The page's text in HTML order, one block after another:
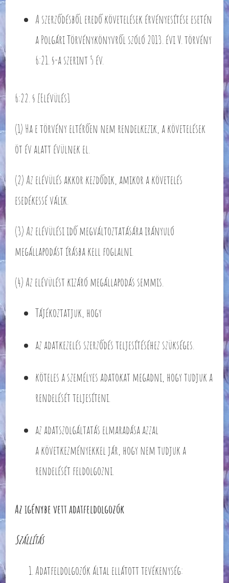
A szerződésből eredő követelések érvényesítése esetén
a Polgári Törvénykönyvről szóló 2013. évi V. törvény
6:21. §-a szerint 5 év.
6:22. § [Elévülés]
(1) Ha e törvény eltérően nem rendelkezik, a követelések
öt év alatt évülnek el.
(2) Az elévülés akkor kezdődik, amikor a követelés
esedékessé válik.
(3) Az elévülési idő megváltoztatására irányuló
megállapodást írásba kell foglalni.
(4) Az elévülést kizáró megállapodás semmis.
Tájékoztatjuk, hogy
az adatkezelés szerződés teljesítéséhez szükséges.
köteles a személyes adatokat megadni, hogy tudjuk a
rendelését teljesíteni.
az adatszolgáltatás elmaradása azzal
a következményekkel jár, hogy nem tudjuk a
rendelését feldolgozni.
Az igénybe vett adatfeldolgozók
Szállítás
Adatfeldolgozók által ellátott tevékenység: